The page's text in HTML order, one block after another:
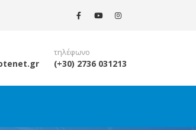
τηλέφωνο
(+30) 2736 031213